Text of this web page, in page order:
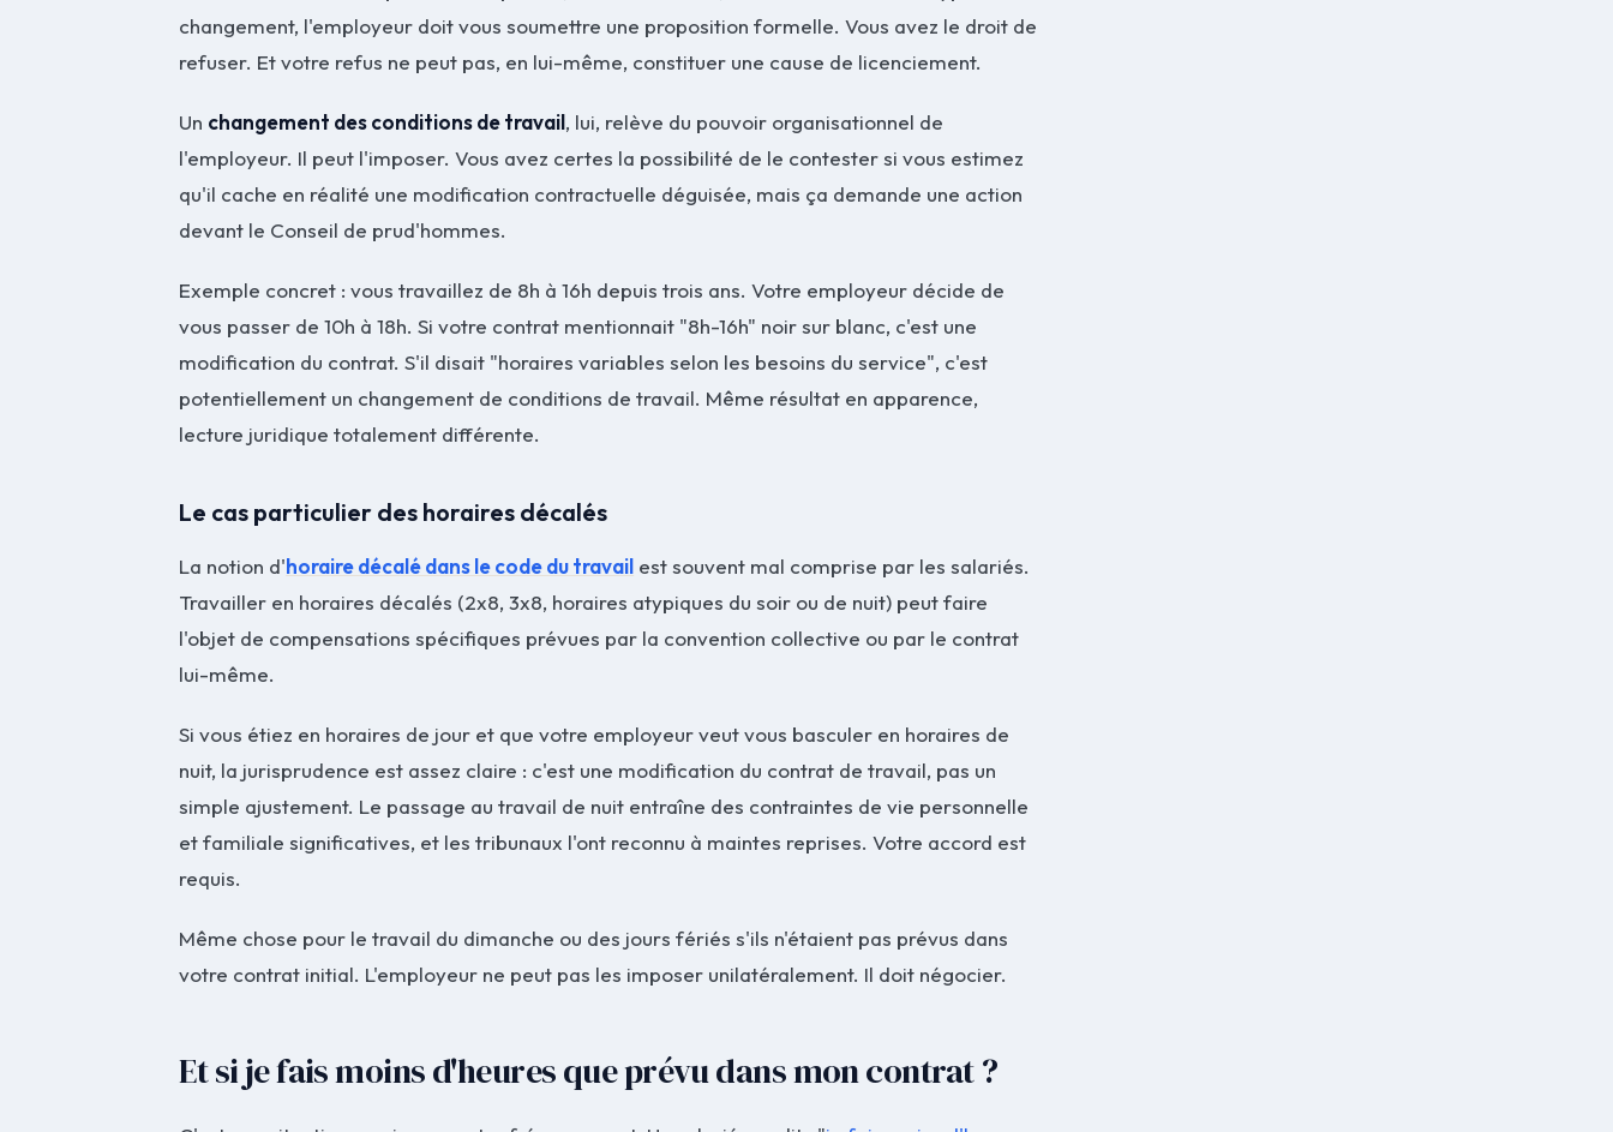
changement, l'employeur doit vous soumettre une proposition formelle. Vous avez le droit de
refuser. Et votre refus ne peut pas, en lui-même, constituer une cause de licenciement.
Un changement des conditions de travail, lui, relève du pouvoir organisationnel de
l'employeur. Il peut l'imposer. Vous avez certes la possibilité de le contester si vous estimez
qu'il cache en réalité une modification contractuelle déguisée, mais ça demande une action
devant le Conseil de prud'hommes.
Exemple concret : vous travaillez de 8h à 16h depuis trois ans. Votre employeur décide de
vous passer de 10h à 18h. Si votre contrat mentionnait "8h-16h" noir sur blanc, c'est une
modification du contrat. S'il disait "horaires variables selon les besoins du service", c'est
potentiellement un changement de conditions de travail. Même résultat en apparence,
lecture juridique totalement différente.
Le cas particulier des horaires décalés
La notion d'horaire décalé dans le code du travail est souvent mal comprise par les salariés.
Travailler en horaires décalés (2x8, 3x8, horaires atypiques du soir ou de nuit) peut faire
l'objet de compensations spécifiques prévues par la convention collective ou par le contrat
lui-même.
Si vous étiez en horaires de jour et que votre employeur veut vous basculer en horaires de
nuit, la jurisprudence est assez claire : c'est une modification du contrat de travail, pas un
simple ajustement. Le passage au travail de nuit entraîne des contraintes de vie personnelle
et familiale significatives, et les tribunaux l'ont reconnu à maintes reprises. Votre accord est
requis.
Même chose pour le travail du dimanche ou des jours fériés s'ils n'étaient pas prévus dans
votre contrat initial. L'employeur ne peut pas les imposer unilatéralement. Il doit négocier.
Et si je fais moins d'heures que prévu dans mon contrat ?